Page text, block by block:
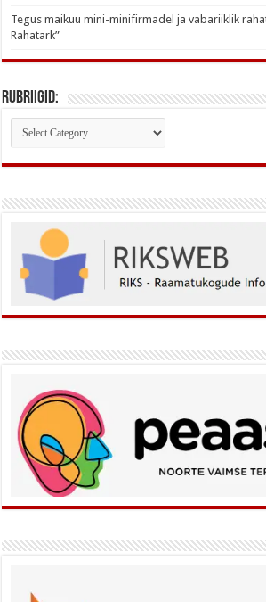
Tegus maikuu mini-minifirmadel ja vabariiklik
Rahatark”
Rubriigid:
Rubriigid: